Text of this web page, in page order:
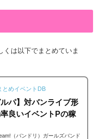
くは以下でまとめていま
とめイベントDB
ルパ】対バンライブ形
良いイベントPの稼
（バンドリ）ガールズバンド